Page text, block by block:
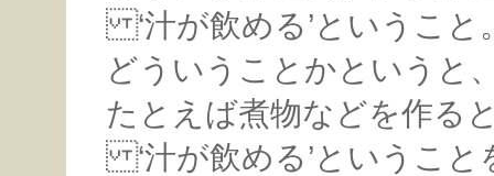
‘汁が飲める’ということ
どういうことかというと
たとえば煮物などを作る
‘汁が飲める’ということ